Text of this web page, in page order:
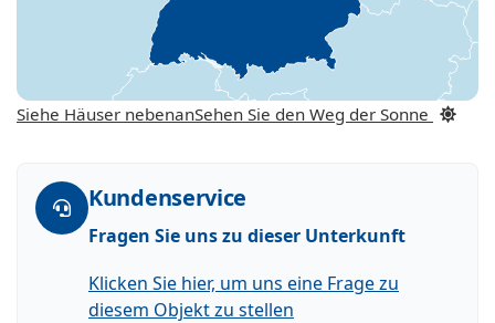
Siehe Häuser nebenanSehen Sie den Weg der Sonne
Kundenservice
Fragen Sie uns zu dieser Unterkunft
Klicken Sie hier, um uns eine Frage zu
diesem Objekt zu stellen